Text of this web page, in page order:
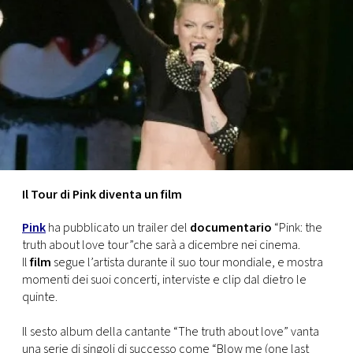
FOTO
CONCORSI
EVENTI
VIDEO
TV
PRINCIPATO
DI
MONACO
RMC
Il Tour di Pink diventa un film
Pinkha pubblicato un trailer del documentario “Pink: the
truth about love tour”che sarà a dicembre nei cinema.
Ilfilm segue l’artista durante il suo tour mondiale, e mostra
momenti dei suoi concerti, interviste e clip dal dietro le
quinte.
Il sesto album della cantante “The truth about love” vanta
una serie di singoli di successo come “Blow me (one last